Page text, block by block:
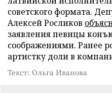
советского формата.
Алексей Росликов
заявления певицы
соображениями. Ранее
артистку доли в
Текст: Ольга Иванова